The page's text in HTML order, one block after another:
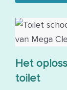
Het
toilet